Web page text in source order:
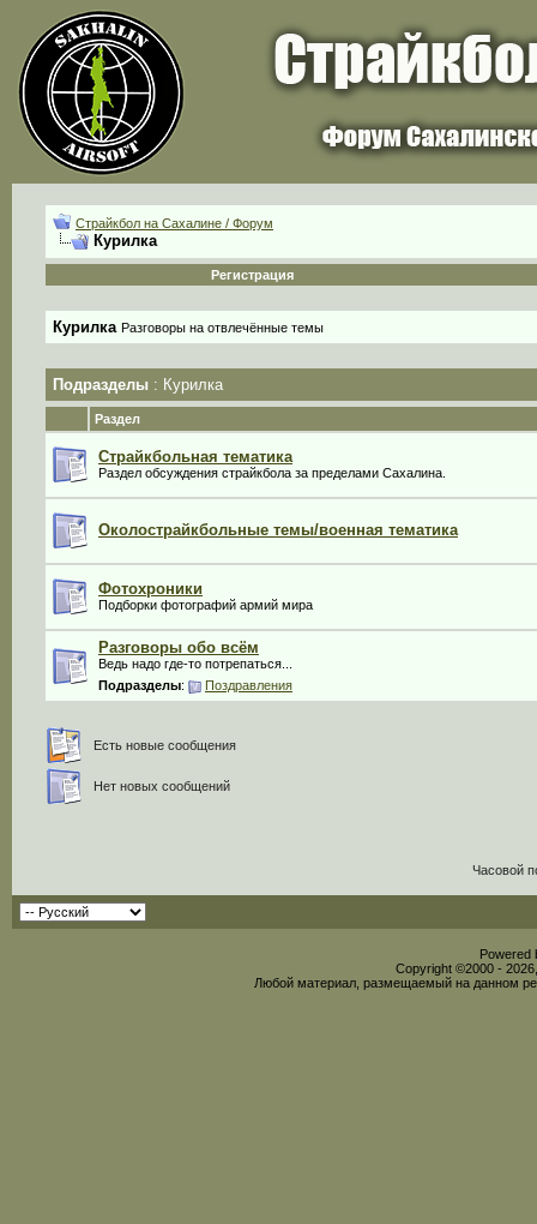
Страйкбол на Сахалине / Форум
Курилка
Регистрация
Курилка Разговоры на отвлечённые темы
Подразделы : Курилка
Раздел
Страйкбольная тематика
Раздел обсуждения страйкбола за пределами Сахалина.
Околострайкбольные темы/военная тематика
Фотохроники
Подборки фотографий армий мира
Разговоры обо всём
Ведь надо где-то потрепаться...
Подразделы: Поздравления
Есть новые сообщения
Нет новых сообщений
Часовой
Powered
Copyright ©2000 -
Любой материал, размещаемый на данном